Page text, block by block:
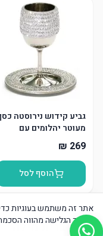
גביע קידוש נירוסטה
מעוטר יהלומים עם
תחתית
הוסף לסל
כרית ברית מילה
אתר זה משתמש בעוגיות
המשך הגלישה מהווה